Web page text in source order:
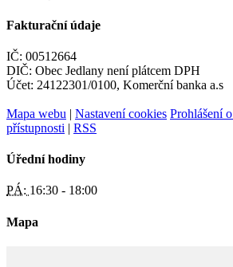
Fakturační údaje
IČ: 00512664
DIČ: Obec Jedlany není plátcem DPH
Účet: 24122301/0100, Komerční banka a.s
Mapa webu | Nastavení cookies Prohlášení
přístupnosti | RSS
Úřední hodiny
PÁ: 16:30 - 18:00
Mapa